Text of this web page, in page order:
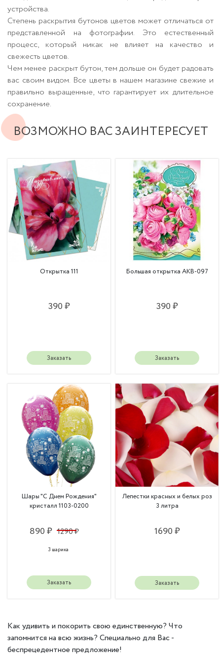
устройства.
Степень раскрытия бутонов цветов может отличаться от
представленной на фотографии. Это естественный
процесс, который никак не влияет на качество и
свежесть цветов.
Чем менее раскрыт бутон, тем дольше он будет радовать
вас своим видом. Все цветы в нашем магазине свежие и
правильно выращенные, что гарантирует их длительное
сохранение.
ВОЗМОЖНО ВАС ЗАИНТЕРЕСУЕТ
Открытка 111
390 ₽
Заказать
Большая открытка АКВ-097
390 ₽
Заказать
Шары "С Днем Рождения"
кристалл 1103-0200
890 ₽ 1290 ₽
3 шарика
Заказать
Лепестки красных и белых роз
3 литра
1690 ₽
Заказать
Как удивить и покорить свою единственную? Что
запомнится на всю жизнь? Специально для Вас -
беспрецедентное предложение!